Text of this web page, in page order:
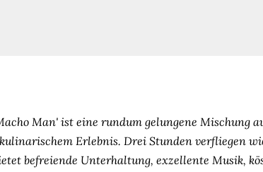
Man' ist eine rundum gelungene Mischung
kulinarischem Erlebnis. Drei Stunden verfliegen
befreiende Unterhaltung, exzellente Musik,